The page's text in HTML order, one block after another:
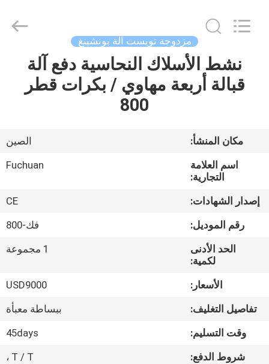
الصفحة
الرئيسية
فيديوهات
عرض
حولنا
في
المصنع
Mechanical
مزدوجة تويست آلة بونشينغ
نشط الأسلاك النحاسية دفع آلة
قبالة أربعة مهاوي / بكرات قطر
800
مكان المنشأ:
الصين
اسم العلامة
التجارية:
Fuchuan
إصدار الشهادات:
CE
رقم الموديل:
فك-800
الحد الأدنى
لكمية:
1 مجموعة
الأسعار:
USD9000
تفاصيل التغليف:
ببساطة معبأة
وقت التسليم:
45days
شروط الدفع:
T / T ،